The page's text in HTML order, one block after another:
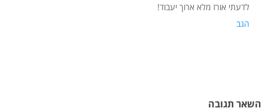
לדעתי אורז מלא ארוך יעבוד!
הגב
השאר תגובה